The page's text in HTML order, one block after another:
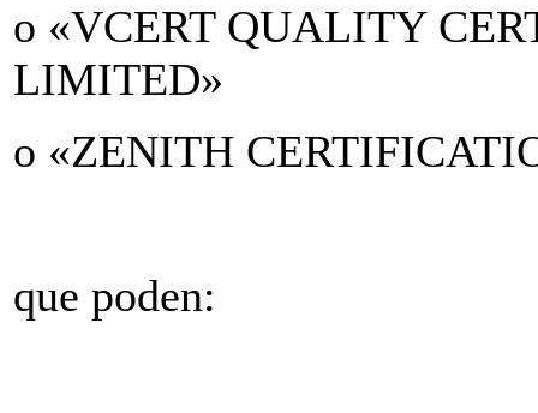
o «VCERT QUALITY
LIMITED»
o «ZENITH
que poden: